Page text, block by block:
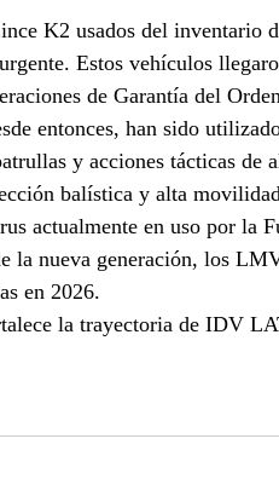
K2 usados ​​del inventario
Estos vehículos
de Garantía del
entonces, han sido
y acciones tácticas de
balística y alta
actualmente en uso por la
la nueva generación, los
en 2026.
la trayectoria de IDV